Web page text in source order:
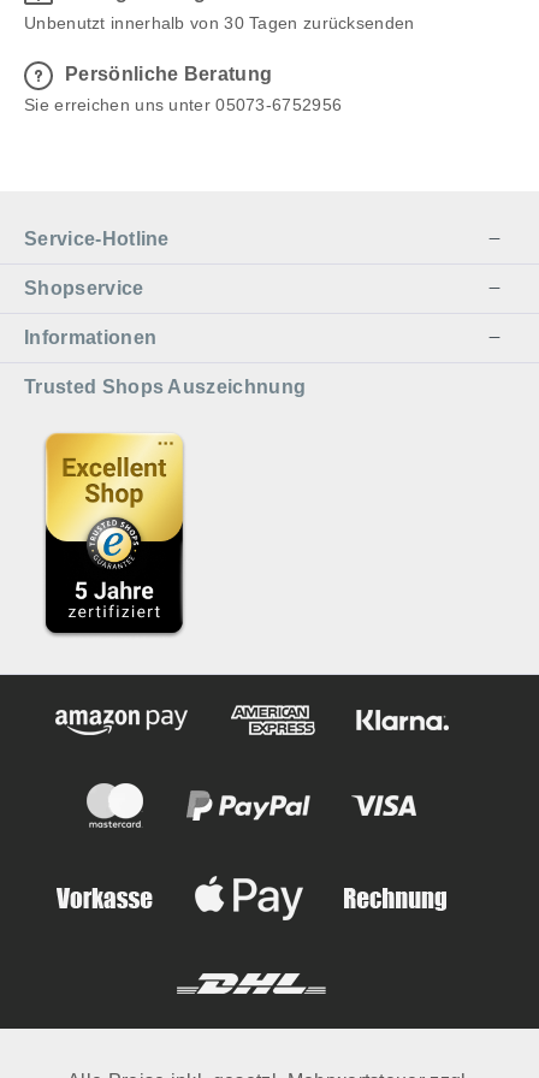
Unbenutzt innerhalb von 30 Tagen zurücksenden
Persönliche Beratung
Sie erreichen uns unter 05073-6752956
Service-Hotline
Shopservice
Informationen
Trusted Shops Auszeichnung